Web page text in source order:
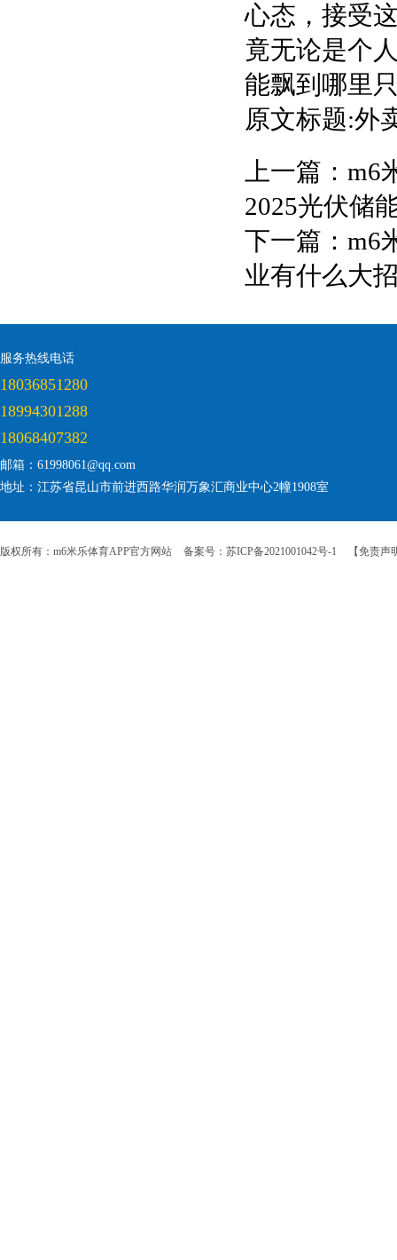
心态，接受
竟无论是个
能飘到哪里
原文标题:外
上一篇： m6
2025光伏储
下一篇： m6
业有什么大
服务热线电话
18036851280
18994301288
18068407382
邮箱：61998061@qq.com
地址：江苏省昆山市前进西路华润万象汇商业中心2幢1908室
版权所有：m6米乐体育APP官方网站 备案号：苏ICP备2021001042号-1 【免责声